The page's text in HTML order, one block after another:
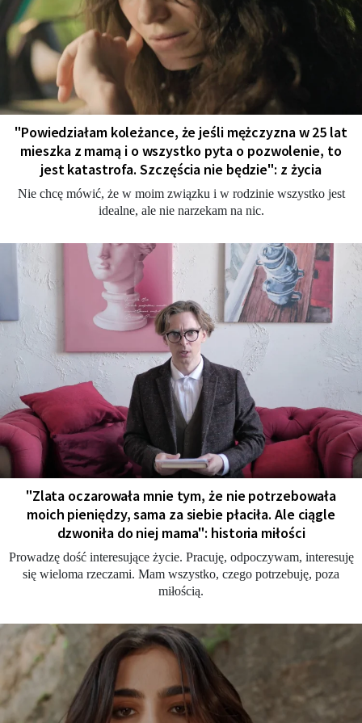
"Powiedziałam koleżance, że jeśli mężczyzna w 25 lat
mieszka z mamą i o wszystko pyta o pozwolenie, to
jest katastrofa. Szczęścia nie będzie": z życia
Nie chcę mówić, że w moim związku i w rodzinie wszystko jest
idealne, ale nie narzekam na nic.
"Zlata oczarowała mnie tym, że nie potrzebowała
moich pieniędzy, sama za siebie płaciła. Ale ciągle
dzwoniła do niej mama": historia miłości
Prowadzę dość interesujące życie. Pracuję, odpoczywam, interesuję
się wieloma rzeczami. Mam wszystko, czego potrzebuję, poza
miłością.